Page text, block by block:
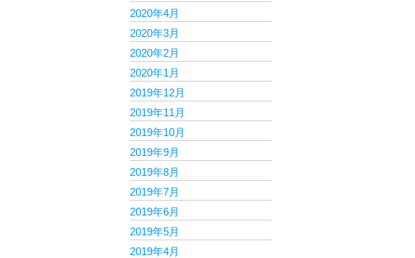
2020年4月
2020年3月
2020年2月
2020年1月
2019年12月
2019年11月
2019年10月
2019年9月
2019年8月
2019年7月
2019年6月
2019年5月
2019年4月